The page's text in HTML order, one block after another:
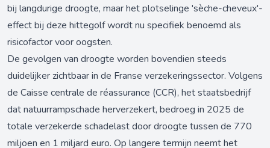
bij langdurige droogte, maar het plotselinge 'sèche-cheveux'-
effect bij deze hittegolf wordt nu specifiek benoemd als
risicofactor voor oogsten.
De gevolgen van droogte worden bovendien steeds
duidelijker zichtbaar in de Franse verzekeringssector. Volgens
de Caisse centrale de réassurance (CCR), het staatsbedrijf
dat natuurrampschade herverzekert, bedroeg in 2025 de
totale verzekerde schadelast door droogte tussen de 770
miljoen en 1 miljard euro. Op langere termijn neemt het